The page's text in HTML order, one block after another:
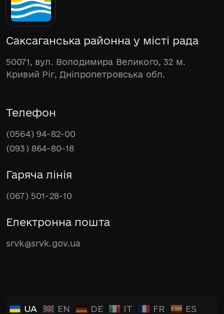
Саксаганська районна у місті рада
50071, вул. Володимира Великого, 32 м.
Кривий Ріг, Дніпропетровська обл.
Телефон
(0564) 94-82-00
(093) 864-80-18
Гаряча лінія
(067) 501-28-10
Електронна пошта
srvk@srvk.gov.ua
UA EN DE IT FR ES